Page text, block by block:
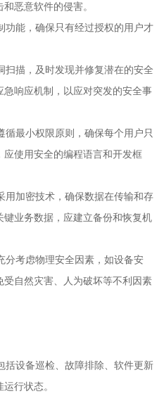
恶意软件的侵害。
功能，确保只有经过授权的用户才
描，及时发现并修复潜在的安全
响应机制，以应对突发的安全事
最小权限原则，确保每个用户只
使用安全的编程语言和开发框
用加密技术，确保数据在传输和存
业务数据，应建立备份和恢复机
分考虑物理安全因素，如设备安
自然灾害、人为破坏等不利因素
括设备巡检、故障排除、软件更新
行状态。